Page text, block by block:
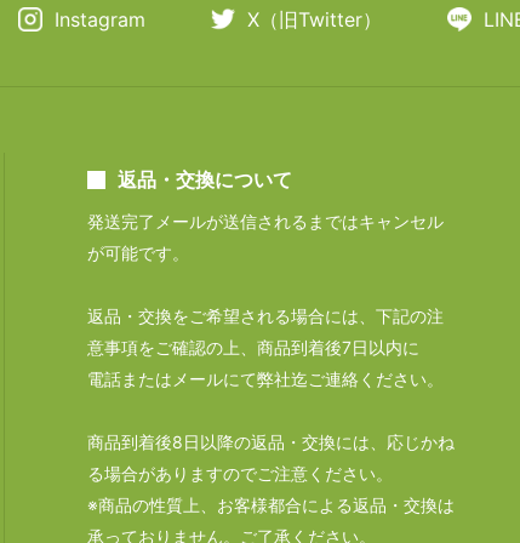
Instagram X（旧Twitter）
返品・交換について
発送完了メールが送信されるまではキャンセル
が可能です。
返品・交換をご希望される場合には、下記の注
意事項をご確認の上、商品到着後7日以内に
電話またはメールにて弊社迄ご連絡ください。
商品到着後8日以降の返品・交換には、応じかね
る場合がありますのでご注意ください。
※商品の性質上、お客様都合による返品・交換は
承っておりません。ご了承ください。